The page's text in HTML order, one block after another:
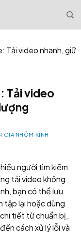
Tải video nhanh, giữ
Tải video
GIA NHÔM KÍNH
người tìm kiếm
tải video không
bạn có thể lưu
tập lại hoặc dùng
tiết từ chuẩn bị,
cách xử lý lỗi và